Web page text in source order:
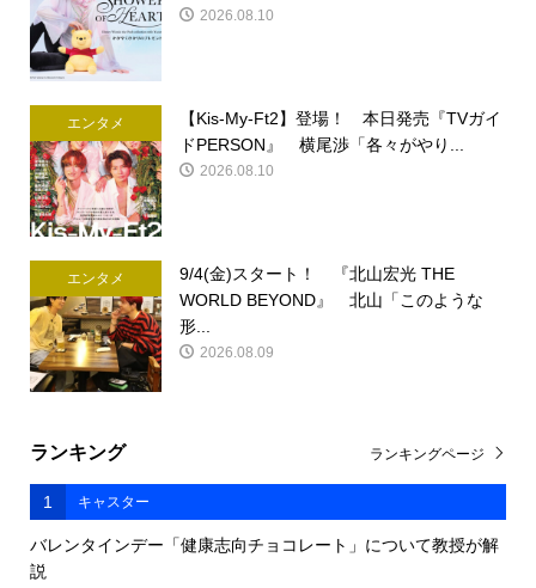
2026.08.10
エンタメ
【Kis-My-Ft2】登場！ 本日発売『TVガイ
ドPERSON』 横尾渉「各々がやり...
2026.08.10
エンタメ
9/4(金)スタート！ 『北山宏光 THE
WORLD BEYOND』 北山「このような
形...
2026.08.09
ランキング
1 キャスター
バレンタインデー「健康志向チョコレート」について教授が解
説
ランキングページ